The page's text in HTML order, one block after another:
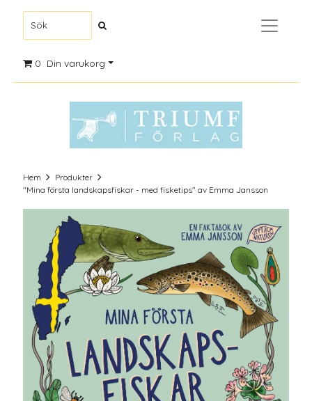
0 Din varukorg
Hem
Produkter
"Mina första landskapsfiskar - med fisketips" av Emma Jansson